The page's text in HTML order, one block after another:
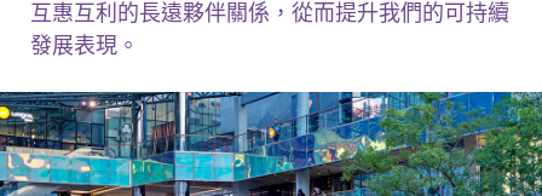
互惠互利的長遠夥伴關係，從而提升我們的可持續
發展表現。